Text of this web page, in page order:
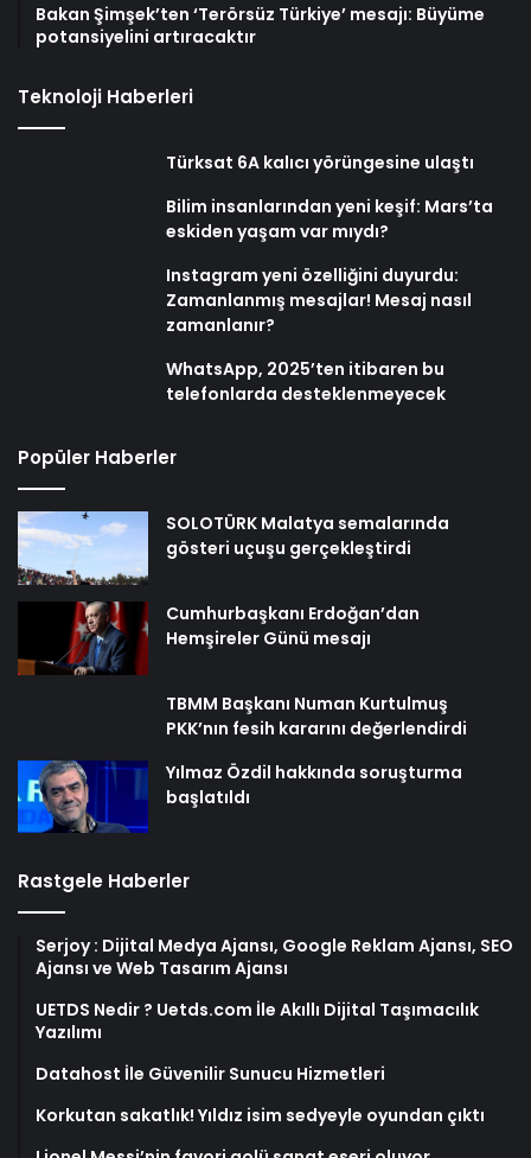
Bakan Şimşek’ten ‘Terörsüz Türkiye’ mesajı: Büyüme
potansiyelini artıracaktır
Teknoloji Haberleri
Türksat 6A kalıcı yörüngesine ulaştı
Bilim insanlarından yeni keşif: Mars’ta
eskiden yaşam var mıydı?
Instagram yeni özelliğini duyurdu:
Zamanlanmış mesajlar! Mesaj nasıl
zamanlanır?
WhatsApp, 2025’ten itibaren bu
telefonlarda desteklenmeyecek
Popüler Haberler
SOLOTÜRK Malatya semalarında
gösteri uçuşu gerçekleştirdi
Cumhurbaşkanı Erdoğan’dan
Hemşireler Günü mesajı
TBMM Başkanı Numan Kurtulmuş
PKK’nın fesih kararını değerlendirdi
Yılmaz Özdil hakkında soruşturma
başlatıldı
Rastgele Haberler
Serjoy : Dijital Medya Ajansı, Google Reklam Ajansı, SEO
Ajansı ve Web Tasarım Ajansı
UETDS Nedir ? Uetds.com İle Akıllı Dijital Taşımacılık
Yazılımı
Datahost İle Güvenilir Sunucu Hizmetleri
Korkutan sakatlık! Yıldız isim sedyeyle oyundan çıktı